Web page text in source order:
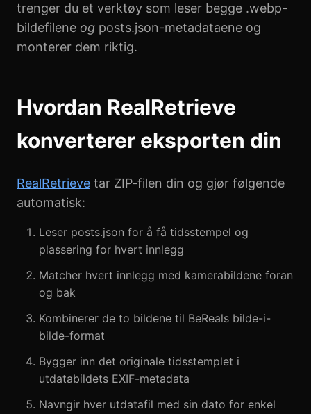
trenger du et verktøy som leser begge .webp-
bildefilene og posts.json-metadataene og
monterer dem riktig.
Hvordan RealRetrieve
konverterer eksporten din
RealRetrieve tar ZIP-filen din og gjør følgende
automatisk:
Leser posts.json for å få tidsstempel og
plassering for hvert innlegg
Matcher hvert innlegg med kamerabildene foran
og bak
Kombinerer de to bildene til BeReals bilde-i-
bilde-format
Bygger inn det originale tidsstemplet i
utdatabildets EXIF-metadata
Navngir hver utdatafil med sin dato for enkel